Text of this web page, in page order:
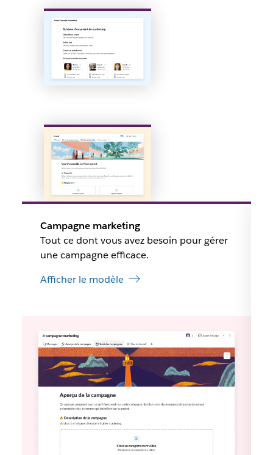
Campagne marketing
Tout ce dont vous avez besoin pour gérer
une campagne efficace.
Afficher le modèle